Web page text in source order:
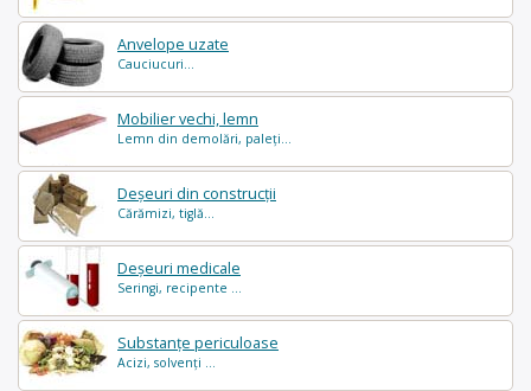
Anvelope uzate
Cauciucuri...
Mobilier vechi, lemn
Lemn din demolări, paleți...
Deșeuri din construcții
Cărămizi, tiglă...
Deșeuri medicale
Seringi, recipente ...
Substanțe periculoase
Acizi, solvenți ...